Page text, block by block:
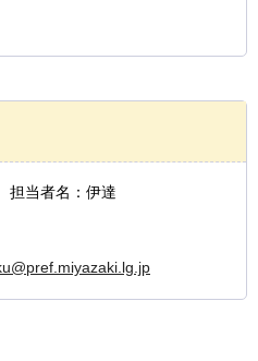
当者名：伊達